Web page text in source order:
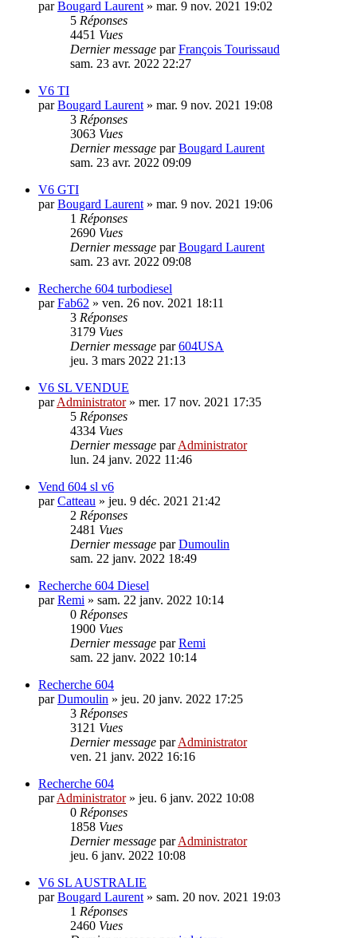
parBougard Laurent » mar. 9 nov. 2021 19:02
5 Réponses
4451 Vues
Dernier message parFrançois Tourissaud
sam. 23 avr. 2022 22:27
V6 TI
parBougard Laurent » mar. 9 nov. 2021 19:08
3 Réponses
3063 Vues
Dernier message parBougard Laurent
sam. 23 avr. 2022 09:09
V6 GTI
parBougard Laurent » mar. 9 nov. 2021 19:06
1 Réponses
2690 Vues
Dernier message parBougard Laurent
sam. 23 avr. 2022 09:08
Recherche 604 turbodiesel
parFab62 » ven. 26 nov. 2021 18:11
3 Réponses
3179 Vues
Dernier message par604USA
jeu. 3 mars 2022 21:13
V6 SL VENDUE
parAdministrator» mer. 17 nov. 2021 17:35
5 Réponses
4334 Vues
Dernier message parAdministrator
lun. 24 janv. 2022 11:46
Vend 604 sl v6
parCatteau » jeu. 9 déc. 2021 21:42
2 Réponses
2481 Vues
Dernier message parDumoulin
sam. 22 janv. 2022 18:49
Recherche 604 Diesel
parRemi » sam. 22 janv. 2022 10:14
0 Réponses
1900 Vues
Dernier message parRemi
sam. 22 janv. 2022 10:14
Recherche 604
parDumoulin » jeu. 20 janv. 2022 17:25
3 Réponses
3121 Vues
Dernier message parAdministrator
ven. 21 janv. 2022 16:16
Recherche 604
parAdministrator» jeu. 6 janv. 2022 10:08
0 Réponses
1858 Vues
Dernier message parAdministrator
jeu. 6 janv. 2022 10:08
V6 SL AUSTRALIE
parBougard Laurent » sam. 20 nov. 2021 19:03
1 Réponses
2460 Vues